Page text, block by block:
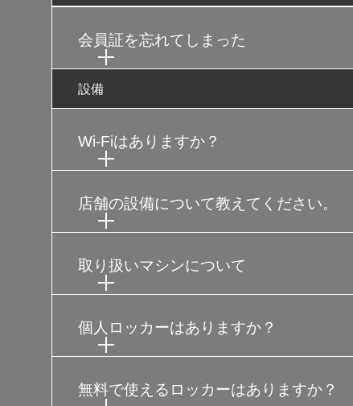
会員証を忘れてしまった
設備
Wi-Fiはありますか？
店舗の設備について教えてください。
取り扱いマシンについて
個人ロッカーはありますか？
無料で使えるロッカーはありますか？